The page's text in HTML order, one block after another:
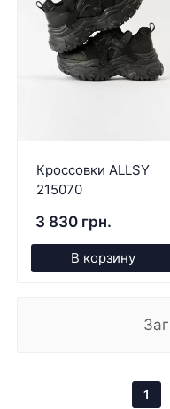
Кроссовки ALLSY
215070
3 830 грн.
В корзину
1